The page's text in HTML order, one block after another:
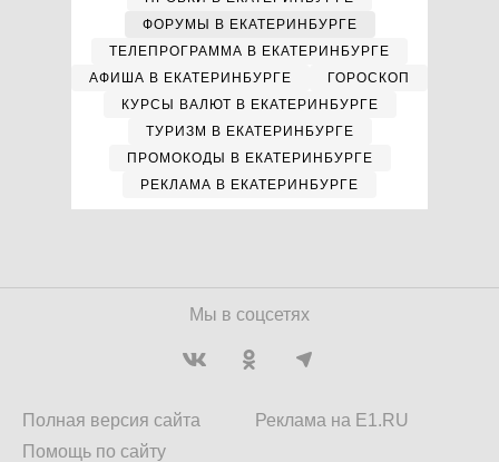
ФОРУМЫ В ЕКАТЕРИНБУРГЕ
ТЕЛЕПРОГРАММА В ЕКАТЕРИНБУРГЕ
АФИША В ЕКАТЕРИНБУРГЕ
ГОРОСКОП
КУРСЫ ВАЛЮТ В ЕКАТЕРИНБУРГЕ
ТУРИЗМ В ЕКАТЕРИНБУРГЕ
ПРОМОКОДЫ В ЕКАТЕРИНБУРГЕ
РЕКЛАМА В ЕКАТЕРИНБУРГЕ
Мы в соцсетях
Полная версия сайта
Помощь по сайту
Реклама на E1.RU